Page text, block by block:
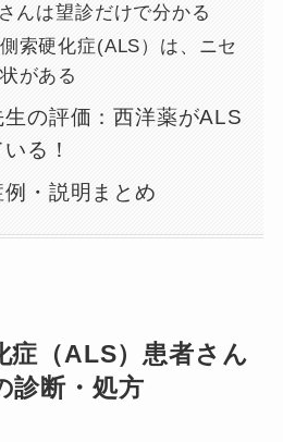
んは望診だけで分かる
索硬化症(ALS）は、ニセ
がある
の評価：西洋薬がALS
る！
・説明まとめ
症（ALS）患者さん
診断・処方